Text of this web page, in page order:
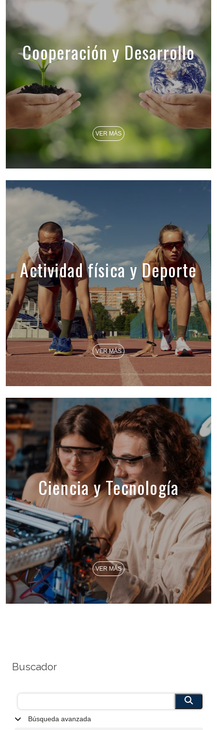
Cooperación y Desarrollo
VER MÁS
Actividad física y Deporte
VER MÁS
Ciencia y Tecnología
VER MÁS
Buscador
Búsqueda avanzada